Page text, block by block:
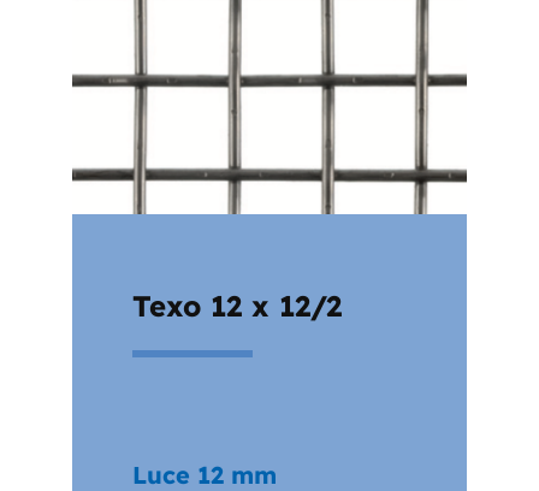
Texo 12 x 12/2
Luce 12 mm